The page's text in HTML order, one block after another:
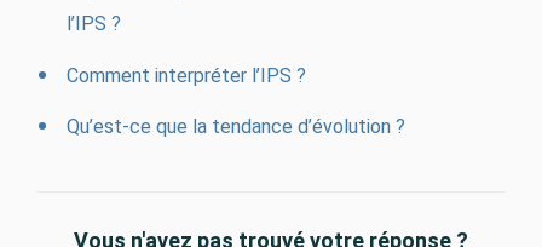
l’IPS ?
Comment interpréter l’IPS ?
Qu’est-ce que la tendance d’évolution ?
Vous n'avez pas trouvé votre réponse ?